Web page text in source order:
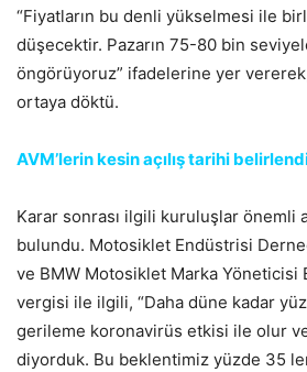
“Fiyatların bu denli yükselmesi ile
düşecektir. Pazarın 75-80 bin
öngörüyoruz” ifadelerine yer
ortaya döktü.
AVM’lerin kesin açılış tarihi
Karar sonrası ilgili kuruluşlar önemli
bulundu. Motosiklet Endüstrisi
ve BMW Motosiklet Marka Yöneticisi
vergisi ile ilgili, “Daha düne kadar
gerileme koronavirüs etkisi ile olur ve
diyorduk. Bu beklentimiz yüzde 35